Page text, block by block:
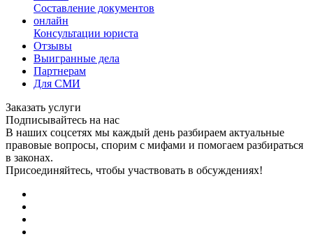
Составление документов
онлайн
Консультации юриста
Отзывы
Выигранные дела
Партнерам
Для СМИ
Заказать услуги
Подписывайтесь на нас
В наших соцсетях мы каждый день разбираем актуальные
правовые вопросы, спорим с мифами и помогаем разбираться
в законах.
Присоединяйтесь, чтобы участвовать в обсуждениях!